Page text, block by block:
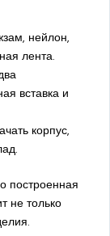
нейлон,
лента.
вставка и
корпус,
построенная
не только